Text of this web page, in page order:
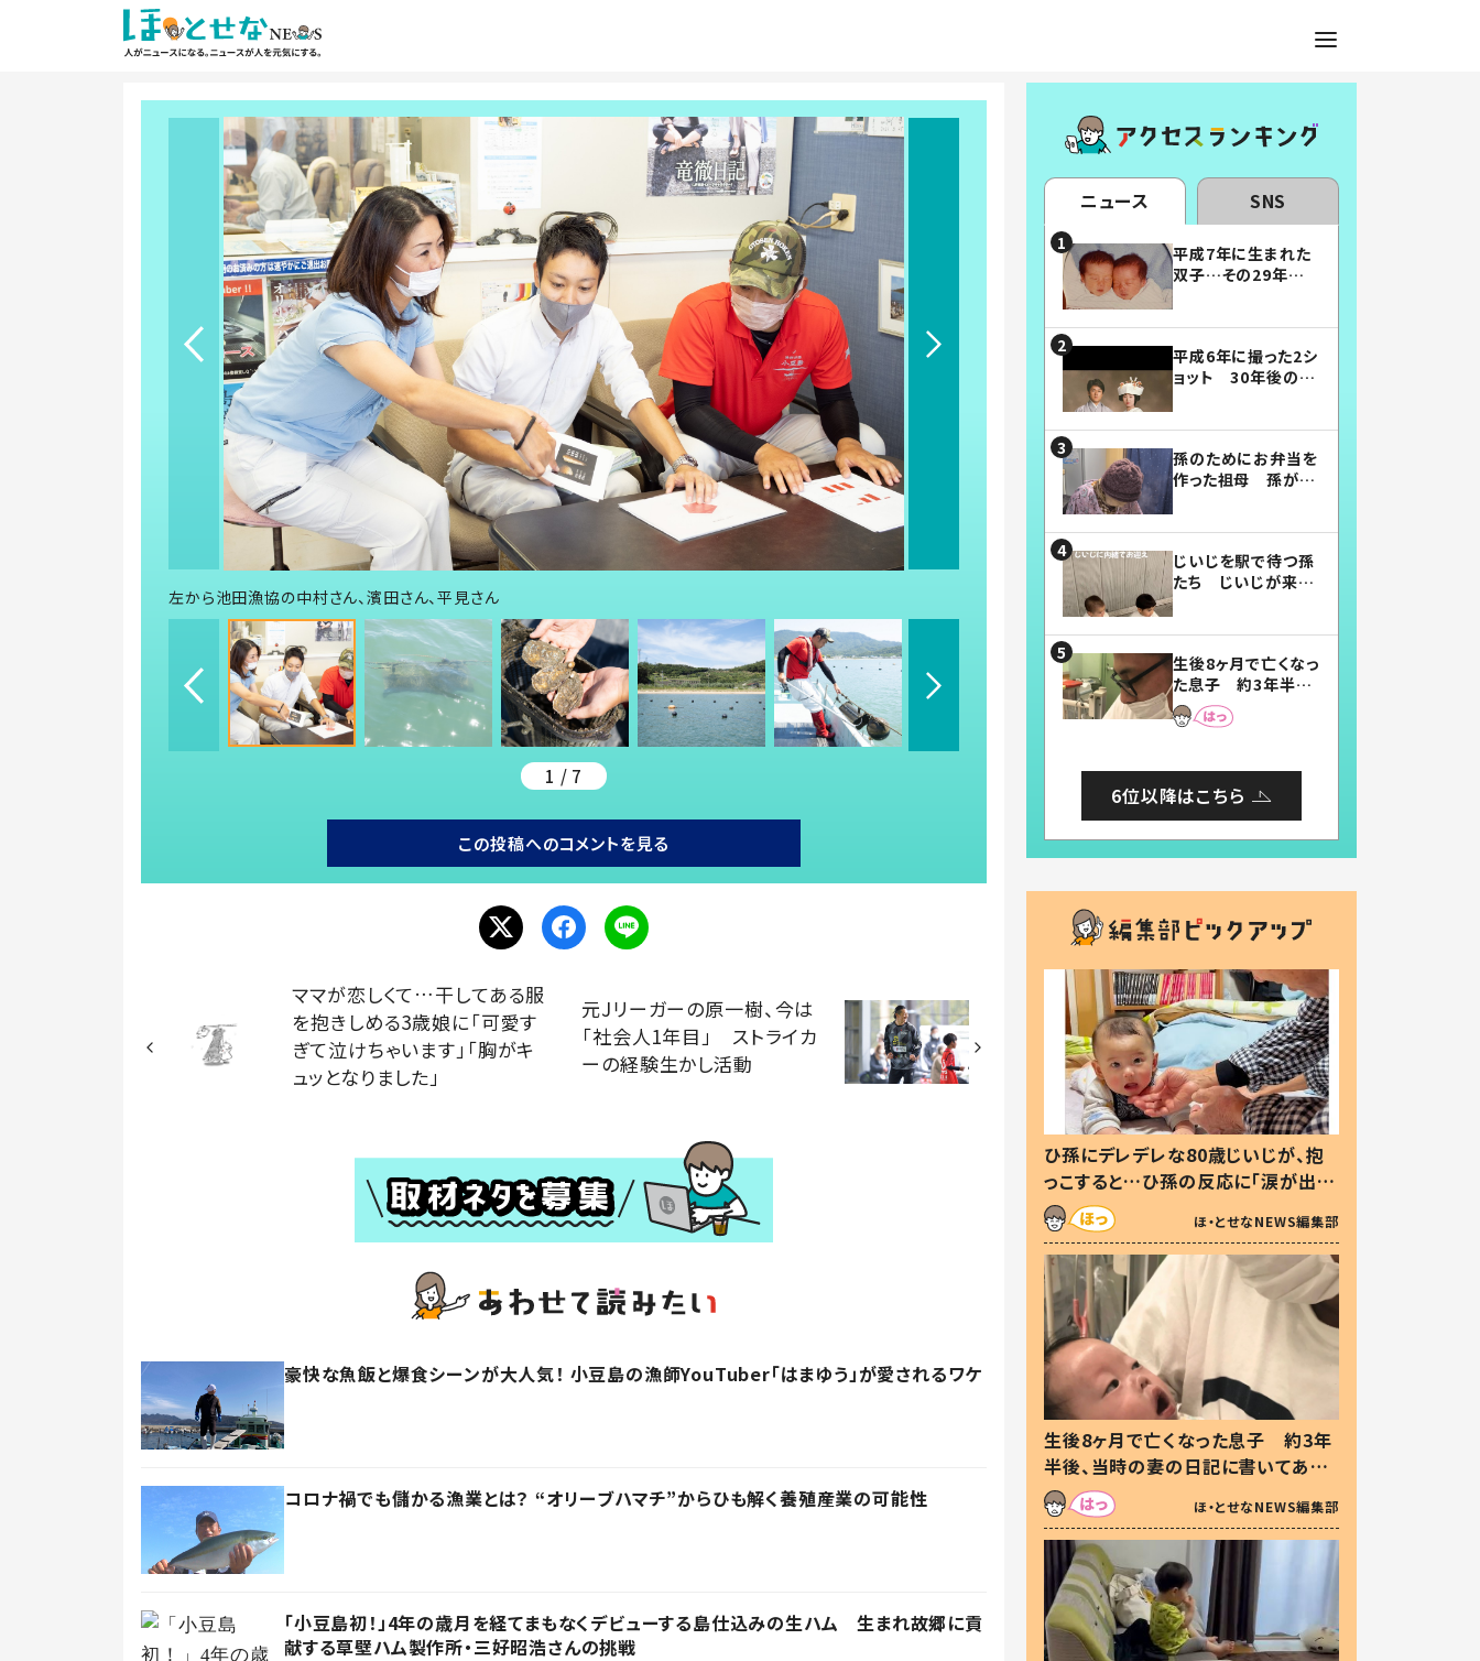
左から池田漁協の中村さん、濱田さん、平見さん
1 / 7
この投稿へのコメントを見る
ママが恋しくて…干してある服
を抱きしめる3歳娘に「可愛す
ぎて泣けちゃいます」「胸がキ
ュッとなりました」
元Jリーガーの原一樹、今は
「社会人1年目」 ストライカ
ーの経験生かし活動
豪快な魚飯と爆食シーンが大人気！ 小豆島の漁師YouTuber「はまゆう」が愛されるワケ
コロナ禍でも儲かる漁業とは？ “オリーブハマチ”からひも解く養殖産業の可能性
「小豆島初！」4年の歳月を経てまもなくデビューする島仕込みの生ハム 生まれ故郷に貢
献する草壁ハム製作所・三好昭浩さんの挑戦
ニュース SNS
平成7年に生まれた
双子…その29年後
平成6年に撮った2シ
ョット 30年後の姿
孫のためにお弁当を
作った祖母 孫が絶
じいじを駅で待つ孫
たち じいじが来た
まらない」「幸せにな
れる」
生後8ヶ月で亡くなっ
た息子 約3年半
後、当時の妻の日記
に書いてあった本音
6位以降はこちら
ひ孫にデレデレな80歳じいじが、抱
っこすると…ひ孫の反応に「涙が出ま
した」「可愛くて仕方ない」
ほ・とせなNEWS編集部
生後8ヶ月で亡くなった息子 約3年
半後、当時の妻の日記に書いてあっ
た本音とは
ほ・とせなNEWS編集部